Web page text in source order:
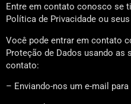
Entre em contato conosco se
Política de Privacidade ou
Você pode entrar em contato
Proteção de Dados usando as
contato:
– Enviando-nos um e-mail para